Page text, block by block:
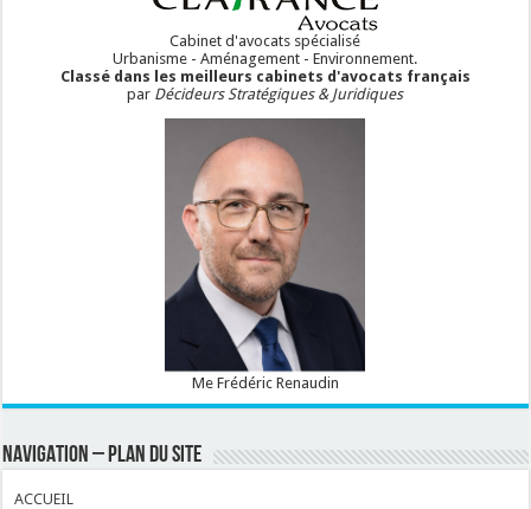
Cabinet d'avocats spécialisé
Urbanisme - Aménagement - Environnement.
Classé dans les meilleurs cabinets d'avocats français
par Décideurs Stratégiques & Juridiques
Me Frédéric Renaudin
NAVIGATION – PLAN DU SITE
ACCUEIL